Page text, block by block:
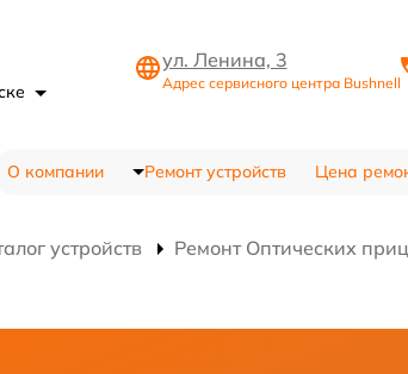
ул. Ленина, 3
Адрес сервисного центра Bushnell
О компании Ремонт устройств Цена
устройств Ремонт Оптических